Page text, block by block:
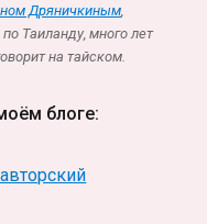
Дряничкиным
Таиланду, много лет
на тайском.
блоге: